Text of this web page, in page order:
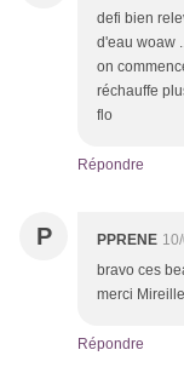
defi bien
d'eau woaw
on
réchauffe
flo
Répondre
P PPRENE
bravo ces
merci
Répondre